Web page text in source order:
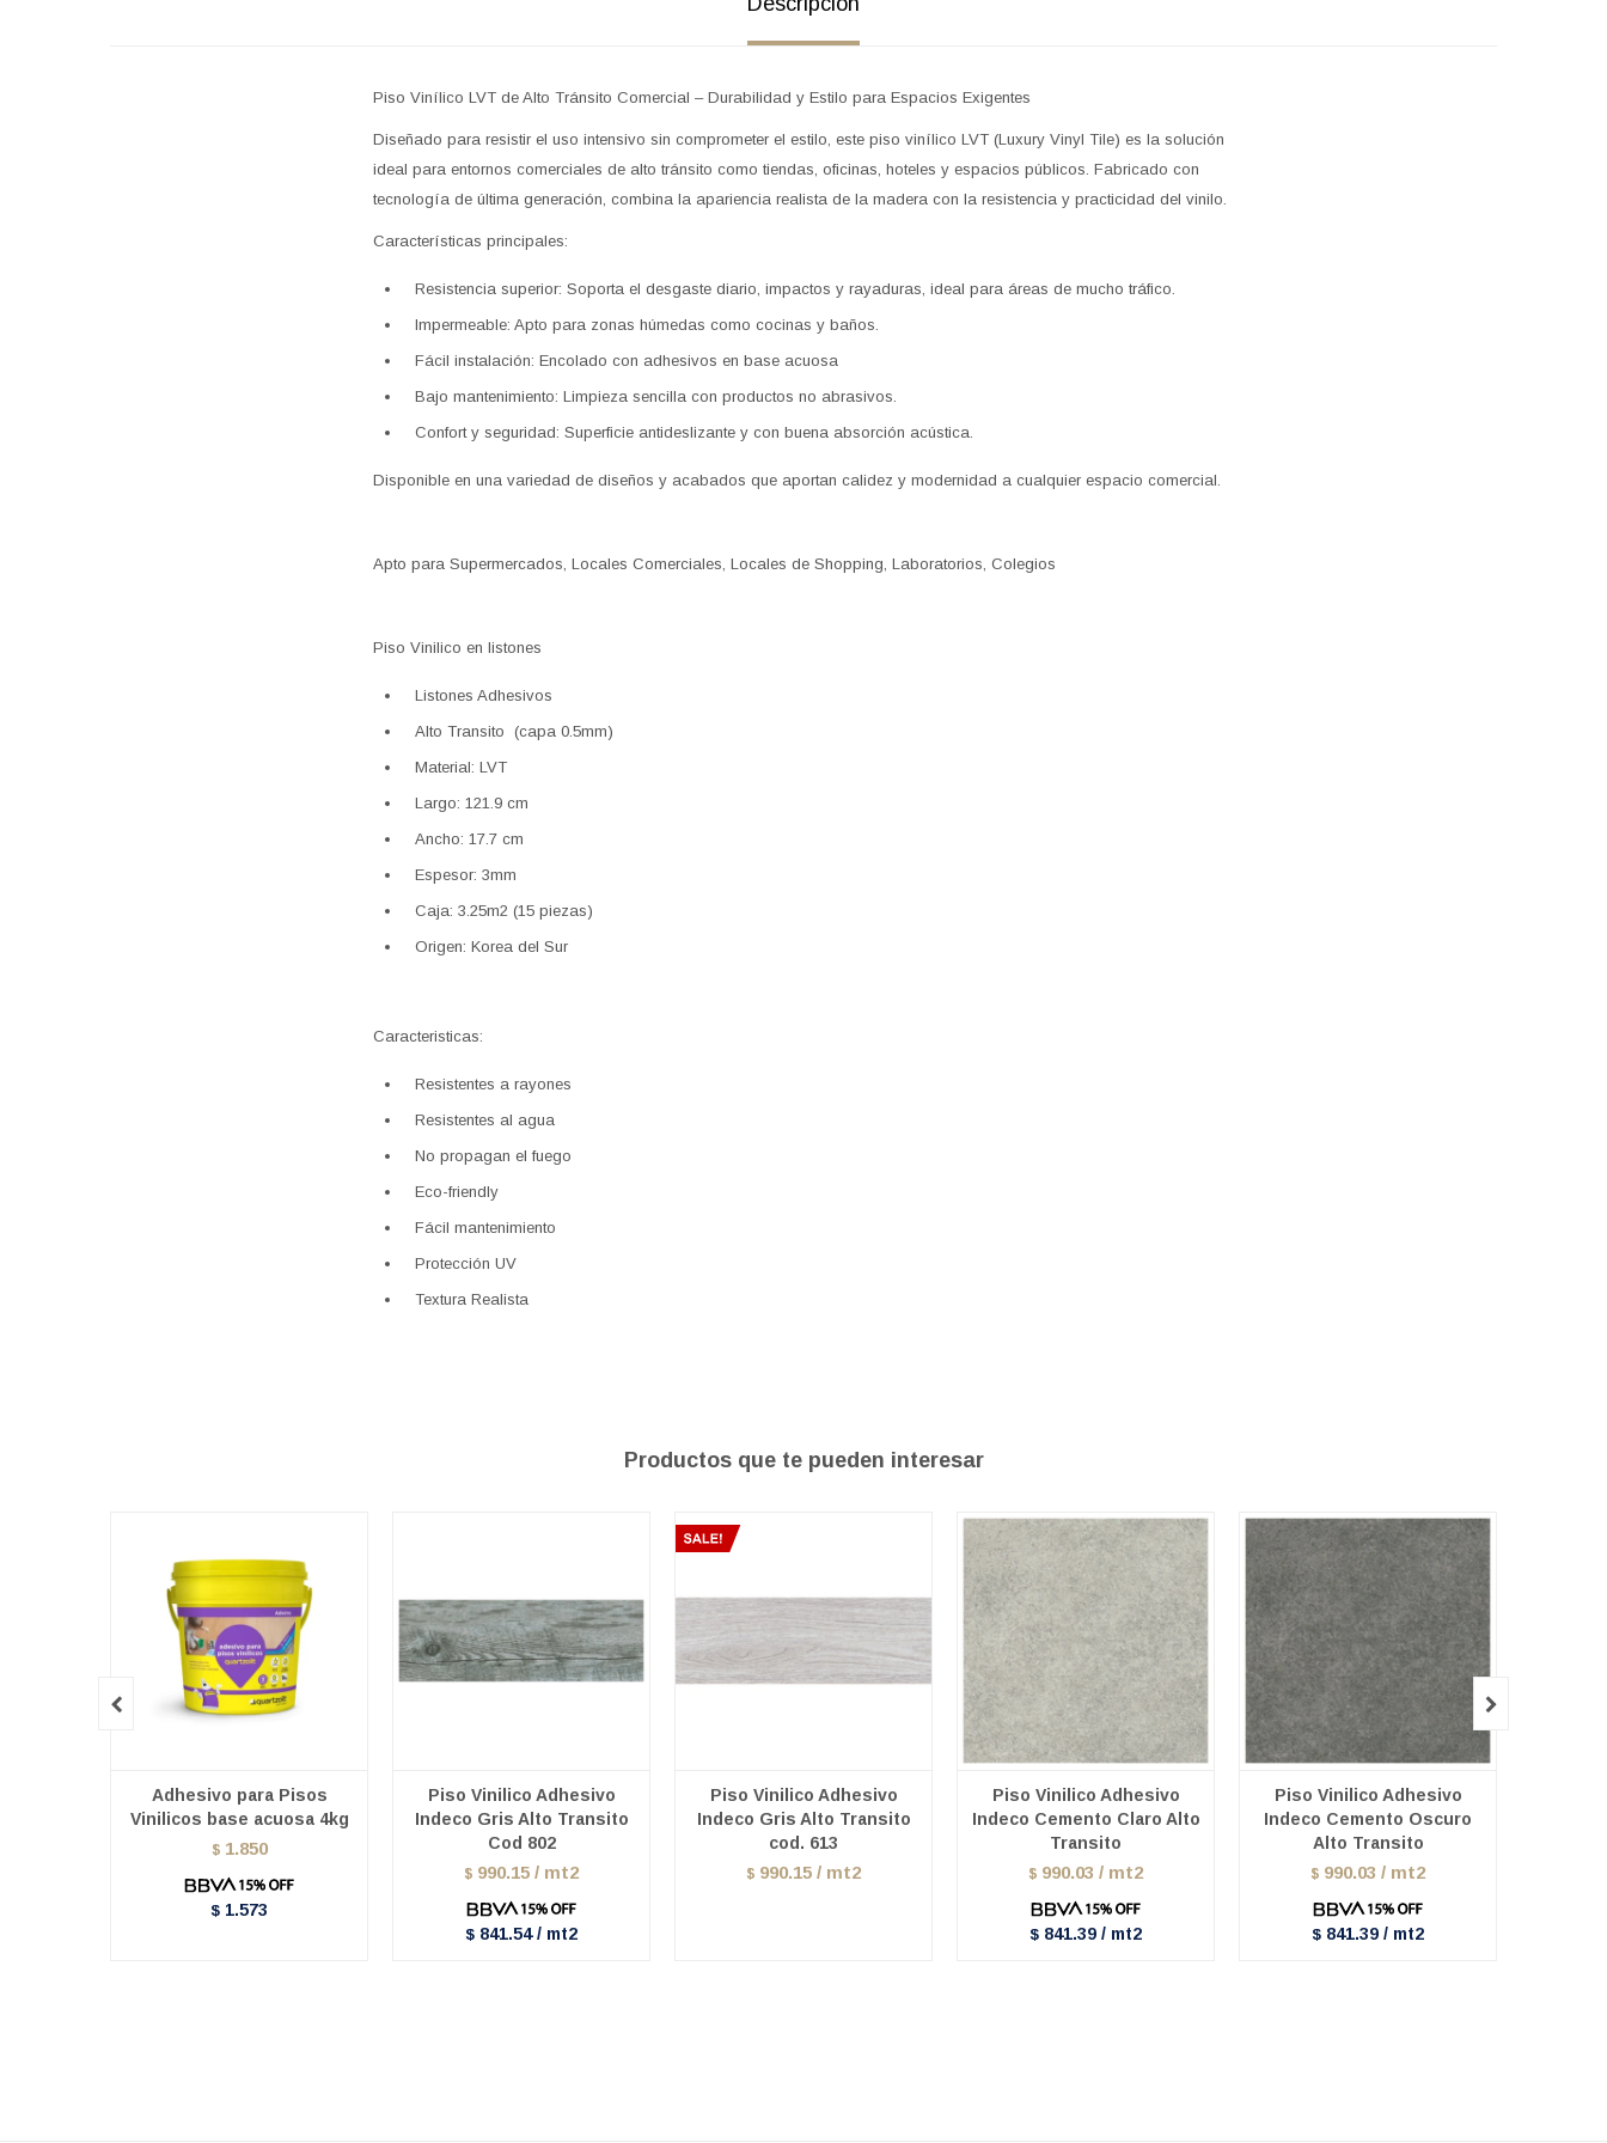
Piso Vinílico LVT de Alto Tránsito Comercial – Durabilidad y Estilo para Espacios Exigentes
Diseñado para resistir el uso intensivo sin comprometer el estilo, este piso vinílico LVT (Luxury Vinyl Tile) es la solución
ideal para entornos comerciales de alto tránsito como tiendas, oficinas, hoteles y espacios públicos. Fabricado con
tecnología de última generación, combina la apariencia realista de la madera con la resistencia y practicidad del vinilo.
Características principales:
Resistencia superior: Soporta el desgaste diario, impactos y rayaduras, ideal para áreas de mucho tráfico.
Impermeable: Apto para zonas húmedas como cocinas y baños.
Fácil instalación: Encolado con adhesivos en base acuosa
Bajo mantenimiento: Limpieza sencilla con productos no abrasivos.
Confort y seguridad: Superficie antideslizante y con buena absorción acústica.
Disponible en una variedad de diseños y acabados que aportan calidez y modernidad a cualquier espacio comercial.
Apto para Supermercados, Locales Comerciales, Locales de Shopping, Laboratorios, Colegios
Piso Vinilico en listones
Listones Adhesivos
Alto Transito (capa 0.5mm)
Material: LVT
Largo: 121.9 cm
Ancho: 17.7 cm
Espesor: 3mm
Caja: 3.25m2 (15 piezas)
Origen: Korea del Sur
Caracteristicas:
Resistentes a rayones
Resistentes al agua
No propagan el fuego
Eco-friendly
Fácil mantenimiento
Protección UV
Textura Realista
Productos que te pueden interesar
Adhesivo para Pisos
Vinilicos base acuosa 4kg
$ 1.850
$ 1.573
Piso Vinilico Adhesivo
Indeco Gris Alto Transito
Cod 802
$ 990.15 / mt2
$ 841.54 / mt2
Piso Vinilico Adhesivo
Indeco Gris Alto Transito
cod. 613
$ 990.15 / mt2
Piso Vinilico Adhesivo
Indeco Cemento Claro Alto
Transito
$ 990.03 / mt2
$ 841.39 / mt2
Piso Vinilico Adhesivo
Indeco Cemento Oscuro
Alto Transito
$ 990.03 / mt2
$ 841.39 / mt2
 